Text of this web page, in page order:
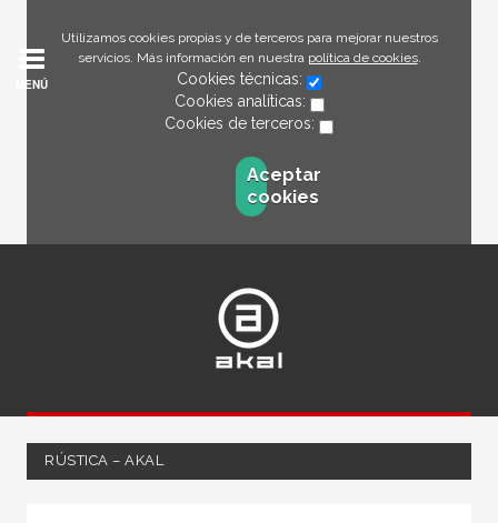
Utilizamos cookies propias y de terceros para mejorar nuestros
servicios. Más información en nuestra política de cookies.
Cookies técnicas:
Cookies analíticas:
Cookies de terceros:
Aceptar
cookies
MENÚ
RÚSTICA – AKAL